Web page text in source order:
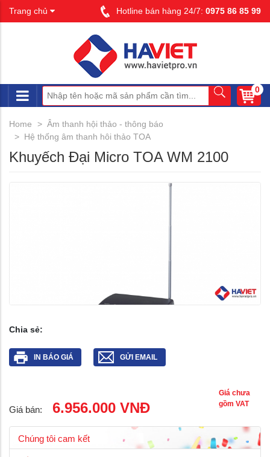
Trang chủ Hotline bán hàng 24/7: 0975 86 85 99
0
Home
Âm thanh hội thảo - thông báo
Hệ thống âm thanh hôi thảo TOA
Khuyếch Đại Micro TOA WM 2100
Chia sẻ:
IN BÁO GIÁ GỬI EMAIL
Giá bán: 6.956.000 VNĐ
Giá chưa
gồm VAT
Chúng tôi cam kết